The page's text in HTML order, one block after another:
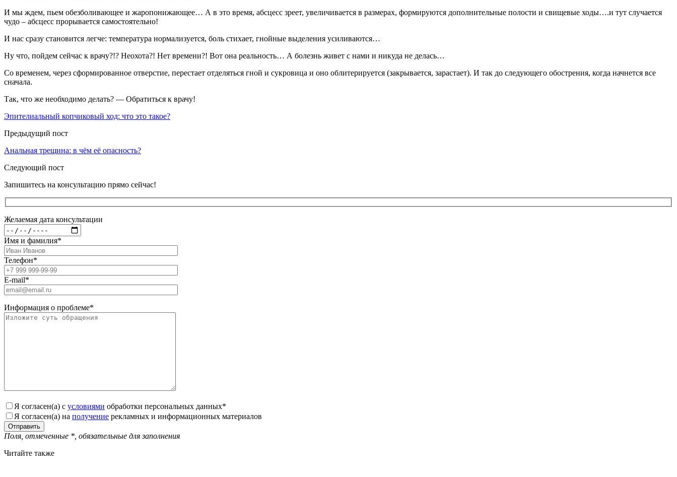
И мы ждем, пьем обезболивающее и жаропонижающее… А в это время, абсцесс зреет, увеличивается в размерах, формируются дополнительные полости и свищевые ходы….и тут случается
чудо – абсцесс прорывается самостоятельно!
И нас сразу становится легче: температура нормализуется, боль стихает, гнойные выделения усиливаются…
Ну что, пойдем сейчас к врачу?!? Неохота?! Нет времени?! Вот она реальность… А болезнь живет с нами и никуда не делась…
Со временем, через сформированное отверстие, перестает отделяться гной и сукровица и оно облитерируется (закрывается, зарастает). И так до следующего обострения, когда начнется все
сначала.
Так, что же необходимо делать? — Обратиться к врачу!
Эпителиальный копчиковый ход: что это такое?
Предыдущий пост
Анальная трещина: в чём её опасность?
Следующий пост
Запишитесь на консультацию прямо сейчас!
Желаемая дата консультации
Имя и фамилия*
Телефон*
E-mail*
Информация о проблеме*
Я согласен(а) с условиями обработки персональных данных*
Я согласен(а) на получение рекламных и информационных материалов
Поля, отмеченные *, обязательные для заполнения
Читайте также